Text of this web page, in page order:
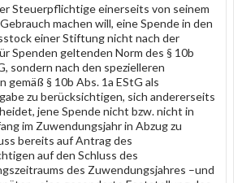
Steuerpflichtige einerseits von seinem
machen will, eine Spende in den
einer Stiftung nicht nach der
Spenden geltenden Norm des § 10b
sondern nach den spezielleren
gemäß § 10b Abs. 1a EStG als
zu berücksichtigen, sich andererseits
jene Spende nicht bzw. nicht in
im Zuwendungsjahr in Abzug zu
bereits auf Antrag des
auf den Schluss des
des Zuwendungsjahres –und